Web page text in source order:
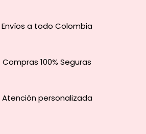
Envíos a todo Colombia
Compras 100% Seguras
Atención personalizada